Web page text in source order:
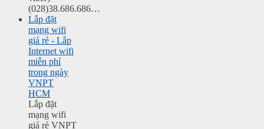
(028)38.686.686…
Lắp đặt
mạng wifi
giá rẻ - Lắp
Internet wifi
miễn phí
trong ngày
VNPT
HCM
Lắp đặt
mạng wifi
giá rẻ VNPT